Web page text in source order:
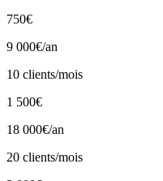
750€
9 000€/an
10 clients/mois
1 500€
18 000€/an
20 clients/mois